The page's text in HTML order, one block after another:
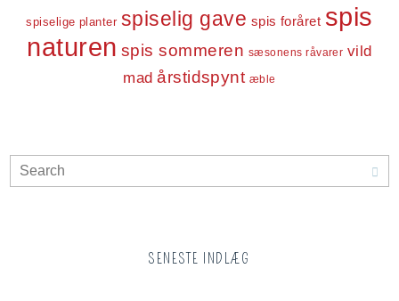
spiselige planter spiselig gave spis foråret spis
naturen spis sommeren sæsonens råvarer vild
mad årstidspynt æble
SENESTE INDLÆG